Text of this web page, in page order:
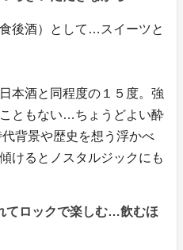
後酒）として…スイーツと
本酒と同程度の１５度。強
ともない…ちょうどよい酔
背景や歴史を想う浮かべ
けるとノスタルジックにも
てロックで楽しむ…飲むほ